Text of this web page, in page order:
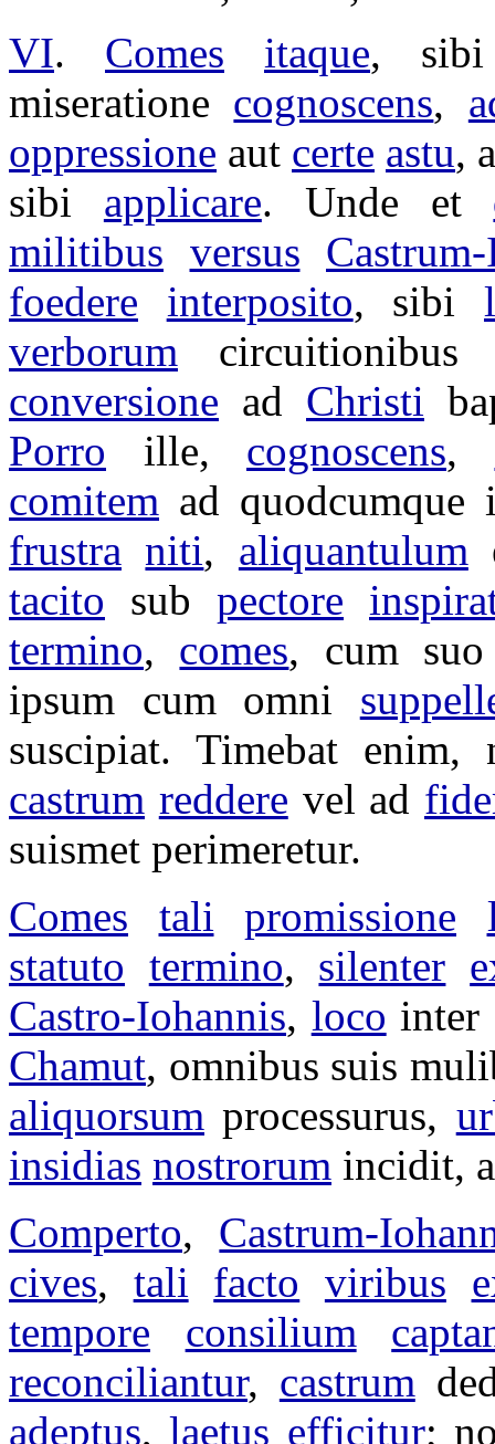
VI. Comes itaque,
miseratione cognoscens,
oppressione aut certe astu,
sibi applicare. Unde et
militibus versus
foedere
interposito, sibi
verborum
circuitionibus
conversione ad Christi
Porro ille, cognoscens,
comitem ad quodcumque
frustra niti, aliquantulum
tacito sub pectore
termino, comes, cum
ipsum cum omni
suscipiat. Timebatenim,
castrum reddere vel ad
suismet perimeretur.
Comes
tali promissione
statuto termino, silenter
Castro-Iohannis, loco
Chamut, omnibus suis
aliquorsum processurus,
insidias nostrorum incidit,
Comperto, Castrum-
cives, tali facto viribus
tempore
consilium
reconciliantur, castrum
adeptus,laetus efficitur;